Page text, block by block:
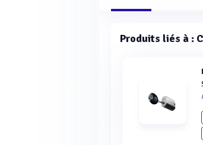
Produits liés à :